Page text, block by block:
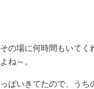
の場に何時間もいて
ね～。
ぱいきてたので、う